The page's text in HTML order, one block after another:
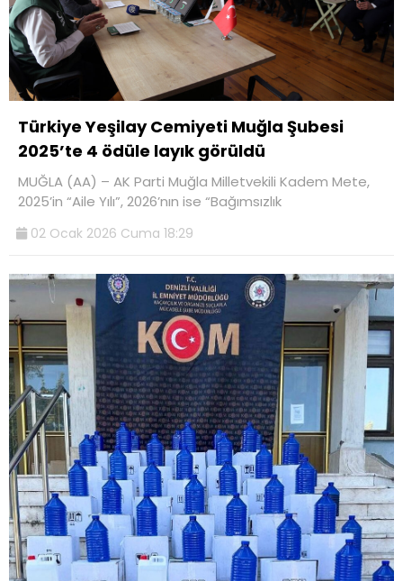
Türkiye Yeşilay Cemiyeti Muğla Şubesi
2025’te 4 ödüle layık görüldü
MUĞLA (AA) – AK Parti Muğla Milletvekili Kadem Mete,
2025’in “Aile Yılı”, 2026’nın ise “Bağımsızlık
02 Ocak 2026 Cuma 18:29